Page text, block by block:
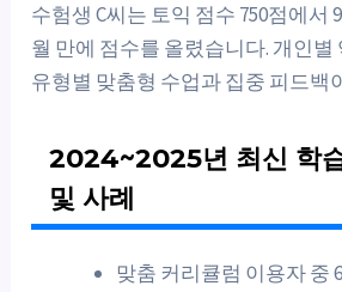
수험생 C씨는 토익 점수 750점에서
월 만에 점수를 올렸습니다. 개인별
유형별 맞춤형 수업과 집중 피드백
2024~2025년 최신 학
및 사례
맞춤 커리큘럼 이용자 중